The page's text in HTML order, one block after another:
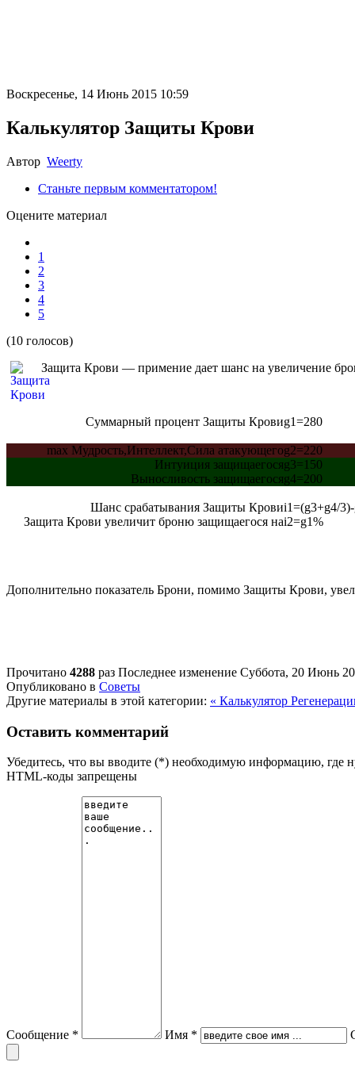
Воскресенье, 14 Июнь 2015 10:59
Калькулятор Защиты Крови
Автор Weerty
Станьте первым комментатором!
Оцените материал
1
2
3
4
5
(10 голосов)
Защита Крови — примение дает шанс на увеличение
Суммарный процент Защиты Кровиg1=280
max Мудрость,Интеллект,Сила атакующегоg2=220
Интуиция защищаегосяg3=150
Выносливость защищаегосяg4=200
Шанс срабатывания Защиты Кровиi1=(g3+g4/
Защита Крови увеличит броню защищаегося наi2=g1%
Дополнительно показатель Брони, помимо Защиты Крови,
Прочитано 4288 раз Последнее изменение Суббота, 20 Июнь
Опубликовано в Советы
Другие материалы в этой категории: « Калькулятор
Оставить комментарий
Убедитесь, что вы вводите (*) необходимую информацию, где
HTML-коды запрещены
Сообщение * Имя *